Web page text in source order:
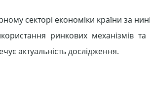
секторі економіки країни за
ринкових механізмів та
актуальність дослідження.